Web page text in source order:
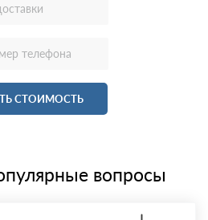
СТОИМОСТЬ
вопросы